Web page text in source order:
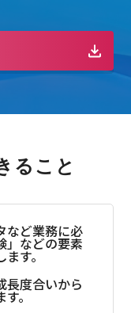
ること
など業務に必
」などの要素
ます。
長度合いから
す。